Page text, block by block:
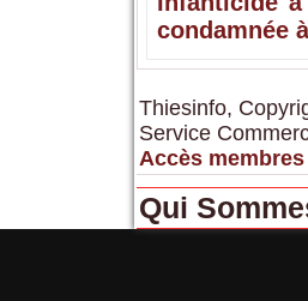
condamnée
Thiesinfo,
Service
Accès membres
Qui